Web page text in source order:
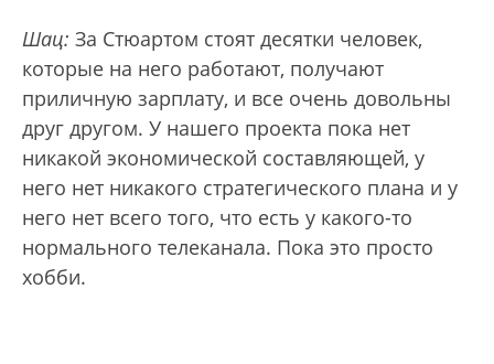
Шац: За Стюартом стоят десятки человек,
которые на него работают, получают
приличную зарплату, и все очень довольны
друг другом. У нашего проекта пока нет
никакой экономической составляющей, у
него нет никакого стратегического плана и у
него нет всего того, что есть у какого-то
нормального телеканала. Пока это просто
хобби.